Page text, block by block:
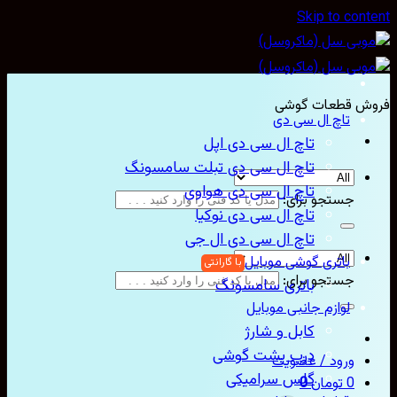
Skip to
قطعات گوشی
جستجو برای:
جستجو برای:
ورود / عضویت
تومان0
تاچ ال سی دی
تاچ ال سی دی اپل
تاچ ال سی دی تبلت سامسونگ
تاچ ال سی دی هواوی
تاچ ال سی دی نوکیا
تاچ ال سی دی ال جی
باتری گوشی موبایل
باتری سامسونگ
لوازم جانبی موبایل
کابل و شارژ
درب پشت گوشی
گلس سرامیکی